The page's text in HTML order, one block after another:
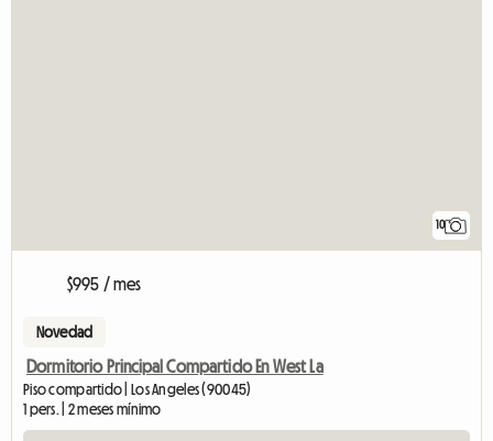
10
$995 / mes
Novedad
Dormitorio Principal Compartido En West La
Piso compartido | Los Angeles (90045)
1 pers. | 2 meses mínimo